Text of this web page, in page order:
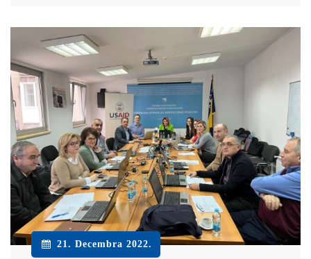
21. Decembra 2022.